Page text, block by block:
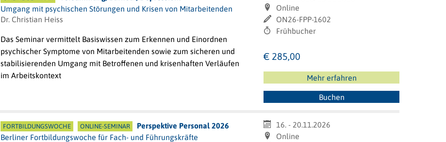
Umgang mit psychischen Störungen und Krisen von Mitarbeitenden
Dr. Christian Heiss
Das Seminar vermittelt Basiswissen zum Erkennen und Einordnen
psychischer Symptome von Mitarbeitenden sowie zum sicheren und
stabilisierenden Umgang mit Betroffenen und krisenhaften Verläufen
im Arbeitskontext
Online
ON26-FPP-1602
Frühbucher
€ 285,00
Mehr erfahren
Buchen
FORTBILDUNGSWOCHE ONLINE-SEMINAR
Perspektive Personal 2026
Berliner Fortbildungswoche für Fach- und Führungskräfte
16. - 20.11.2026
Online